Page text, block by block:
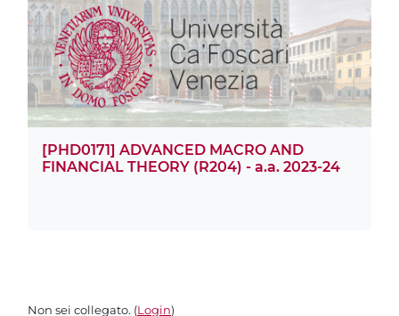
[PHD0171] ADVANCED MACRO AND
FINANCIAL THEORY (R204) - a.a. 2023-24
Non sei collegato. (Login)